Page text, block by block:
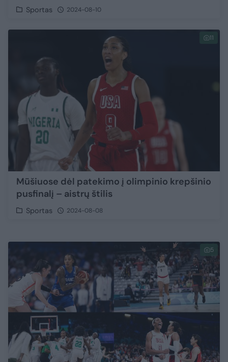
Sportas 2024-08-10
11
Mūšiuose dėl patekimo į olimpinio krepšinio
pusfinalį – aistrų štilis
Sportas 2024-08-08
5